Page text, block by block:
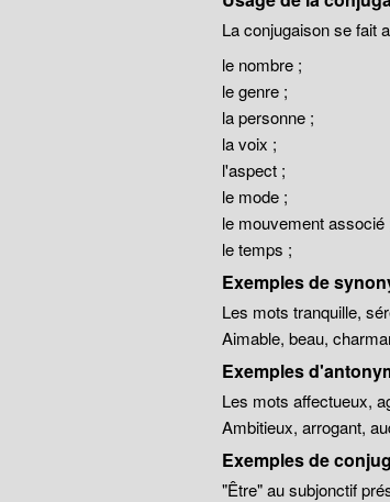
La conjugaison se fait
le nombre ;
le genre ;
la personne ;
la voix ;
l'aspect ;
le mode ;
le mouvement associé
le temps ;
Exemples de
Les mots tranquille,
Aimable, beau,
Exemples
Les mots affectueux,
Ambitieux, arrogant,
Exemples de
"Être" au subjonctif